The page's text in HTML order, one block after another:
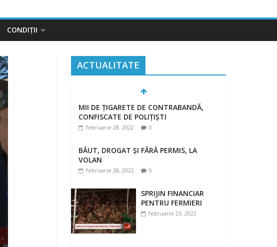
CONDIȚII
ACTUALITATE
MII DE ȚIGARETE DE CONTRABANDĂ,
CONFISCATE DE POLIȚIȘTI
februarie 28, 2022 0
BĂUT, DROGAT ȘI FĂRĂ PERMIS, LA
VOLAN
februarie 28, 2022 0
SPRIJIN FINANCIAR
PENTRU FERMIERI
februarie 23, 2022